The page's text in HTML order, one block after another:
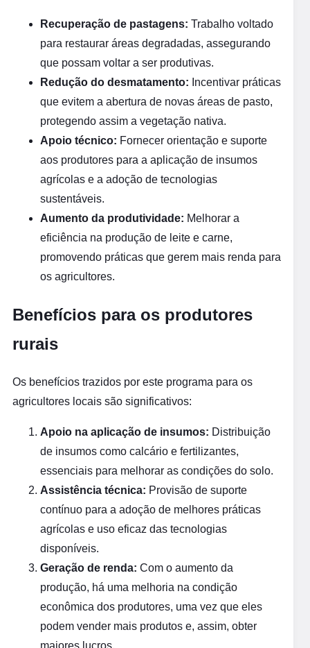
Recuperação de pastagens: Trabalho voltado
para restaurar áreas degradadas, assegurando
que possam voltar a ser produtivas.
Redução do desmatamento: Incentivar práticas
que evitem a abertura de novas áreas de pasto,
protegendo assim a vegetação nativa.
Apoio técnico: Fornecer orientação e suporte
aos produtores para a aplicação de insumos
agrícolas e a adoção de tecnologias
sustentáveis.
Aumento da produtividade: Melhorar a
eficiência na produção de leite e carne,
promovendo práticas que gerem mais renda para
os agricultores.
Benefícios para os produtores
rurais
Os benefícios trazidos por este programa para os
agricultores locais são significativos:
Apoio na aplicação de insumos: Distribuição
de insumos como calcário e fertilizantes,
essenciais para melhorar as condições do solo.
Assistência técnica: Provisão de suporte
contínuo para a adoção de melhores práticas
agrícolas e uso eficaz das tecnologias
disponíveis.
Geração de renda: Com o aumento da
produção, há uma melhoria na condição
econômica dos produtores, uma vez que eles
podem vender mais produtos e, assim, obter
maiores lucros.